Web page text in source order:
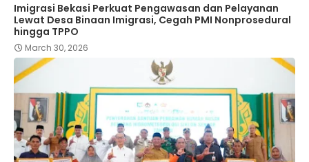
Imigrasi Bekasi Perkuat Pengawasan dan Pelayanan
Lewat Desa Binaan Imigrasi, Cegah PMI Nonprosedural
hingga TPPO
March 30, 2026